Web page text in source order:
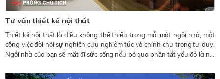
Tư vấn thiết kế nội thất
Thiết kế nội thất là điều không thể thiếu trong mỗi một ngôi nhà, một
công việc đòi hỏi sự nghiên cứu nghiêm túc và chỉnh chu trong tư duy.
Ngôi nhà của bạn sẽ mất đi sức sống nếu bỏ qua phần tất yếu đó là nội